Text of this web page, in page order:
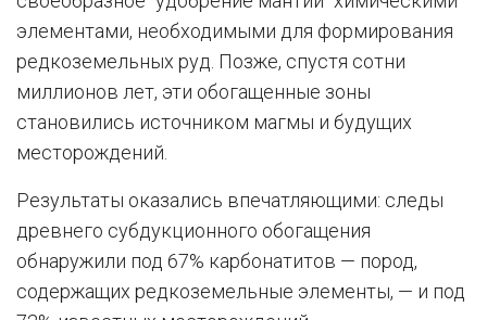
элементами, необходимыми для формирования
редкоземельных руд. Позже, спустя сотни
миллионов лет, эти обогащенные зоны
становились источником магмы и будущих
месторождений.
Результаты оказались впечатляющими: следы
древнего субдукционного обогащения
обнаружили под 67% карбонатитов — пород,
содержащих редкоземельные элементы, — и под